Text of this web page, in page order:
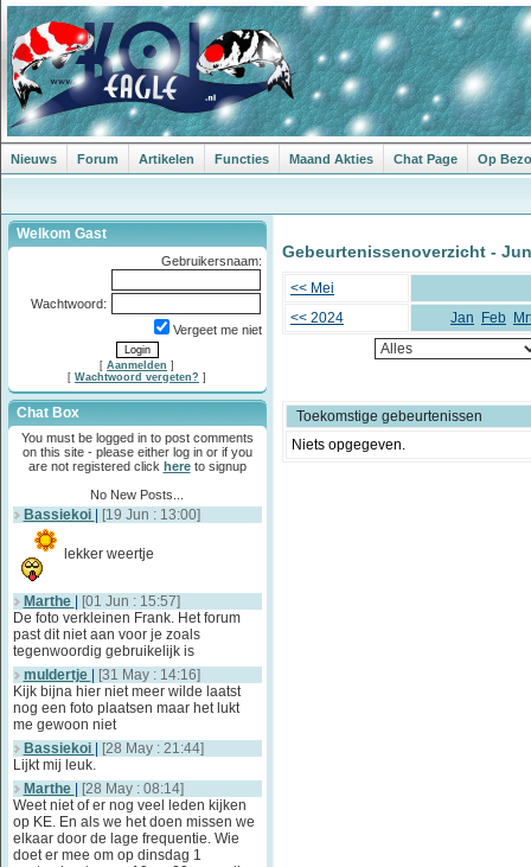
Nieuws Forum Artikelen Functies Maand Akties Chat Page Op
Welkom Gast
Gebruikersnaam:
Wachtwoord:
Vergeet me niet
[ Aanmelden ]
[ Wachtwoord vergeten? ]
Chat Box
You must be logged in to post comments
on this site - please either log in or if you
are not registered click hereto signup
No New Posts...
Bassiekoi [19 Jun : 13:00]
lekker weertje
Marthe
[01 Jun : 15:57]
De foto verkleinen Frank. Het forum
past dit niet aan voor je zoals
tegenwoordig gebruikelijk is
muldertje
[31 May : 14:16]
Kijk bijna hier niet meer wilde laatst
nog een foto plaatsen maar het lukt
me gewoon niet
Bassiekoi
[28 May : 21:44]
Lijkt mij leuk.
Marthe
[28 May : 08:14]
Weet niet of er nog veel leden kijken
op KE. En als we het doen missen we
elkaar door de lage frequentie. Wie
doet er mee om op dinsdag 1
Gebeurtenissenoverzicht -
<< Mei
<< 2024
Jan Feb
Toekomstige gebeurtenissen
Niets opgegeven.